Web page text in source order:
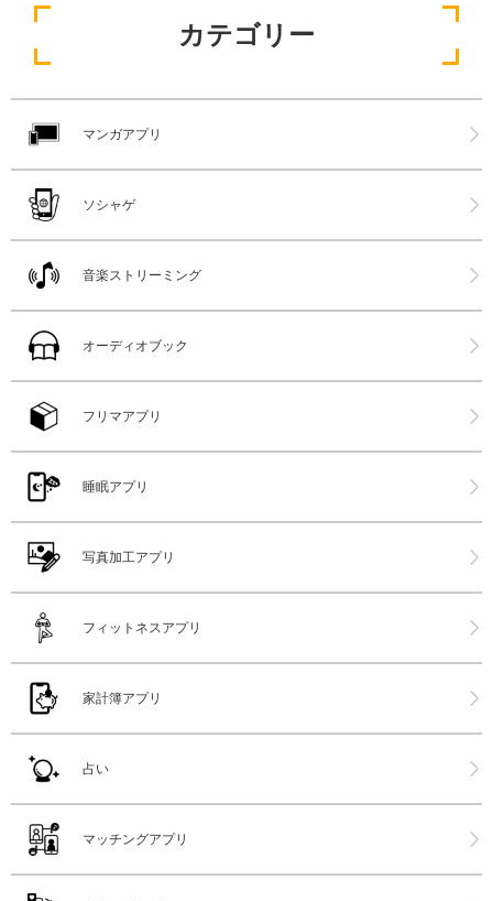
カテゴリー
マンガアプリ
ソシャゲ
音楽ストリーミング
オーディオブック
フリマアプリ
睡眠アプリ
写真加工アプリ
フィットネスアプリ
家計簿アプリ
占い
マッチングアプリ